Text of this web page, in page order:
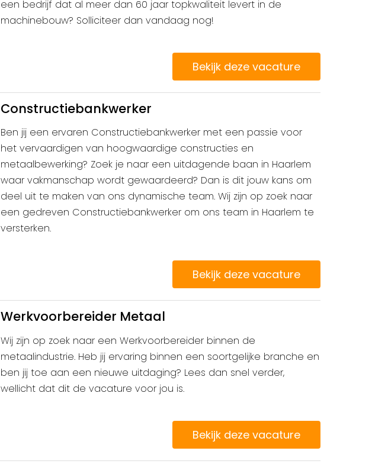
een bedrijf dat al meer dan 60 jaar topkwaliteit levert in de
machinebouw? Solliciteer dan vandaag nog!
Bekijk deze vacature
Constructiebankwerker
Ben jij een ervaren Constructiebankwerker met een passie voor
het vervaardigen van hoogwaardige constructies en
metaalbewerking? Zoek je naar een uitdagende baan in Haarlem
waar vakmanschap wordt gewaardeerd? Dan is dit jouw kans om
deel uit te maken van ons dynamische team. Wij zijn op zoek naar
een gedreven Constructiebankwerker om ons team in Haarlem te
versterken.
Bekijk deze vacature
Werkvoorbereider Metaal
Wij zijn op zoek naar een Werkvoorbereider binnen de
metaalindustrie. Heb jij ervaring binnen een soortgelijke branche en
ben jij toe aan een nieuwe uitdaging? Lees dan snel verder,
wellicht dat dit de vacature voor jou is.
Bekijk deze vacature